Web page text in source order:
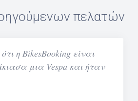
πελατών
η BikesBooking είναι
μια Vespa και ήταν